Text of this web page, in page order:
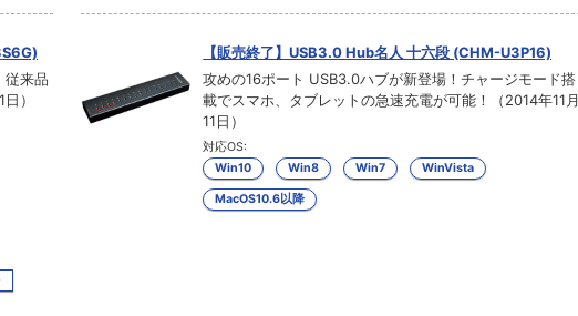
従来品
）
【販売終了】USB3.0 Hub名人 十六段 (CHM-U3P16)
攻めの16ポート USB3.0ハブが新登場！チャージモード搭
載でスマホ、タブレットの急速充電が可能！（2014年11月
11日）
対応OS:
Win10
Win8 Win7 WinVista
MacOS10.6以降